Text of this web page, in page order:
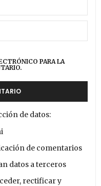
PARA LA
de datos:
de comentarios
datos a terceros
rectificar y